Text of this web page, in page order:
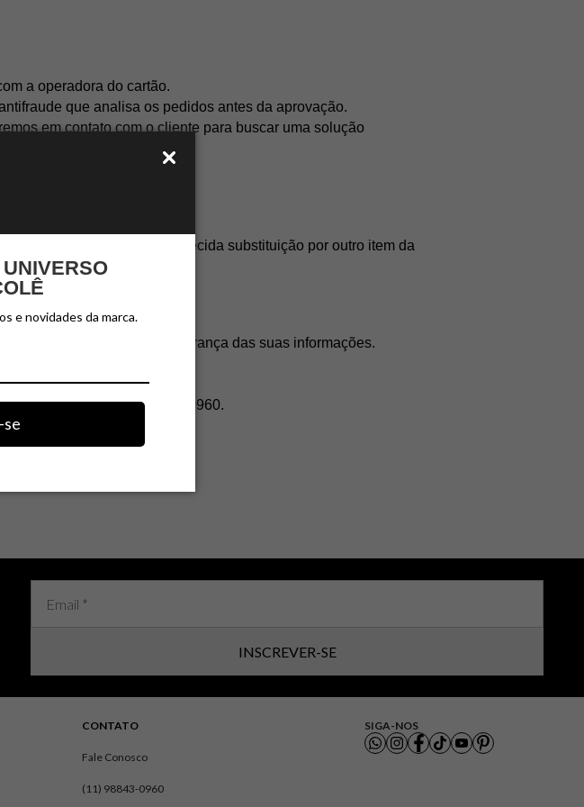
e novidades da marca.
a operadora do cartão.
que analisa os pedidos antes da aprovação.
em contato com o cliente para buscar uma solução
troca por defeito, será oferecida substituição por outro item da
SSL, garantindo total segurança das suas informações.
pelo WhatsApp: 11 98843-0960.
INSCREVER-SE
CONTATO
Fale Conosco
(11) 98843-0960
SIGA-NOS